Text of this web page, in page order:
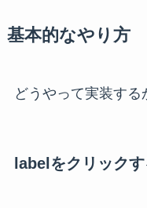
基本的なやり方
どうやって実装する
labelをクリックす